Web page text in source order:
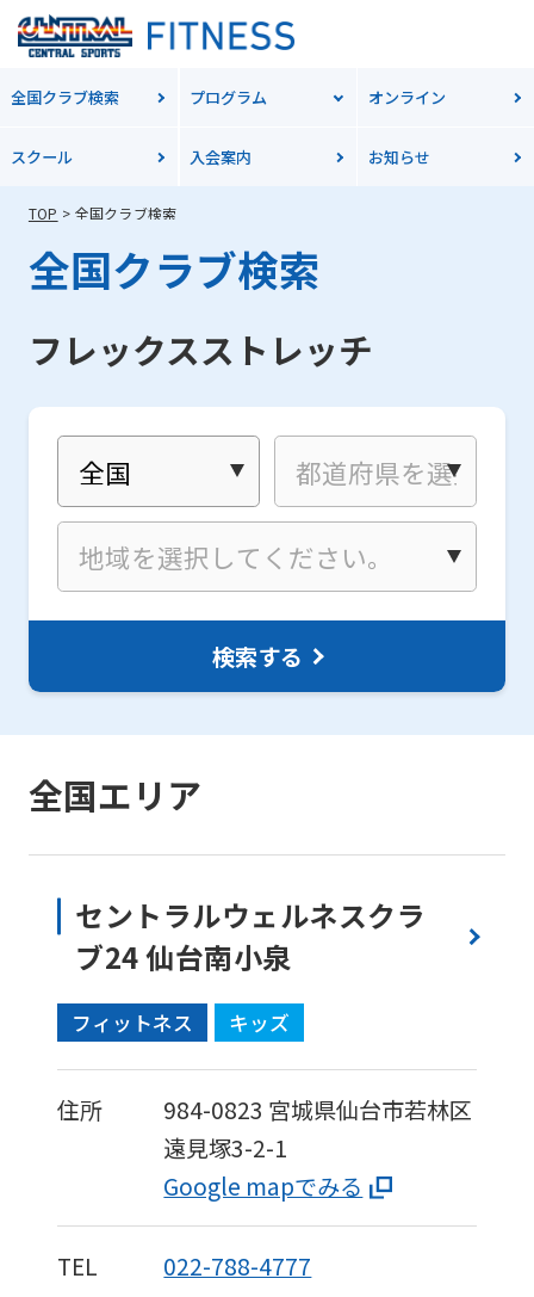
全国クラブ検索 プログラム オンライン
スクール 入会案内 お知らせ
TOP 全国クラブ検索
全国クラブ検索
フレックスストレッチ
検索する
全国エリア
セントラルウェルネスクラ
ブ24 仙台南小泉
フィットネス キッズ
住所 984-0823 宮城県仙台市若林区
遠見塚3-2-1
Google mapでみる
TEL 022-788-4777